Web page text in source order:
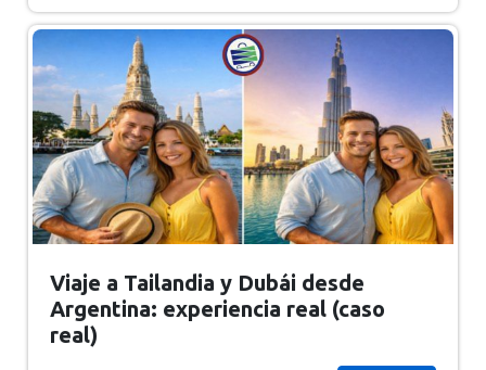
Viaje a Tailandia y Dubái desde
Argentina: experiencia real (caso
real)